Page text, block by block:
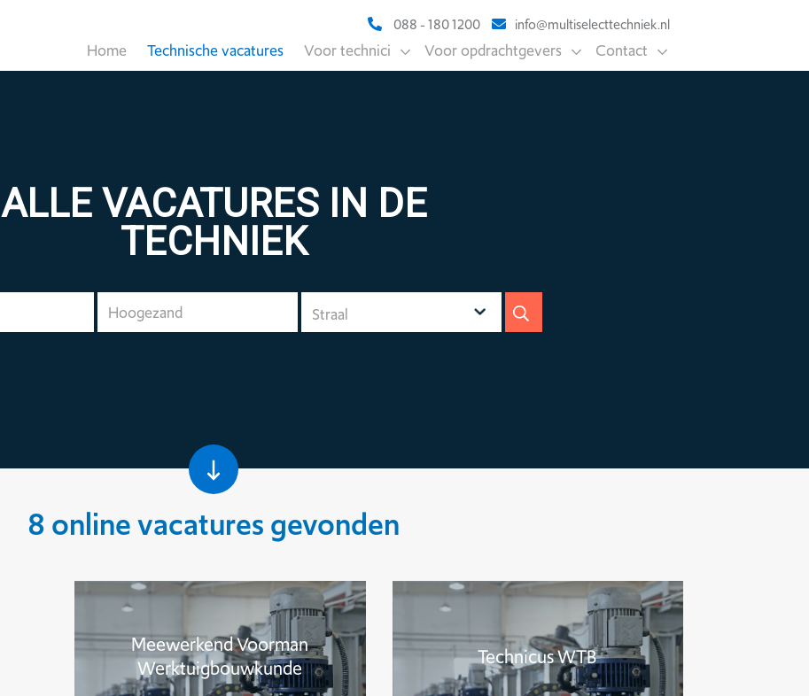
088 - 180 1200 info@multiselecttechniek.nl
Home Technische vacatures Voor technici Voor opdrachtgevers Contact
ALLE VACATURES IN DE
TECHNIEK
8 online vacatures gevonden
Meewerkend Voorman
Werktuigbouwkunde
Technicus WTB